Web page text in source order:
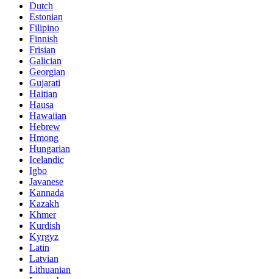
Dutch
Estonian
Filipino
Finnish
Frisian
Galician
Georgian
Gujarati
Haitian
Hausa
Hawaiian
Hebrew
Hmong
Hungarian
Icelandic
Igbo
Javanese
Kannada
Kazakh
Khmer
Kurdish
Kyrgyz
Latin
Latvian
Lithuanian